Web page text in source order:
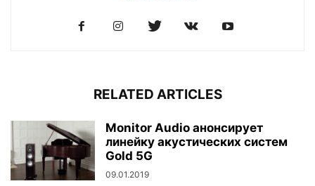
RELATED ARTICLES
Monitor Audio анонсирует
линейку акустических систем
Gold 5G
09.01.2019